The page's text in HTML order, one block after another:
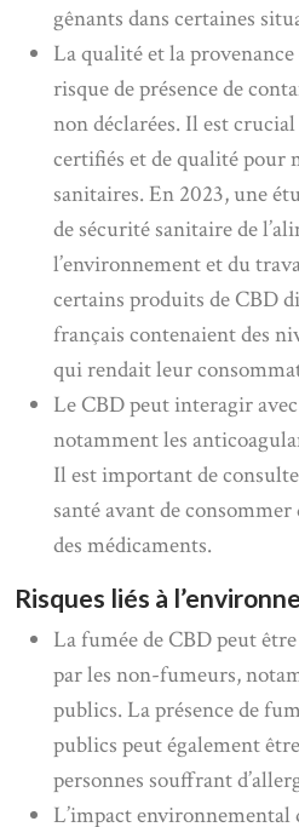
gênants dans certaines
La qualité et la
risque de présence de
non déclarées. Il est
certifiés et de qualité pour
sanitaires. En 2023, une
de sécurité sanitaire de
l’environnement et du
certains produits de CBD
français contenaient des
qui rendait leur
Le CBD peut interagir
notamment les
Il est important de
santé avant de
des médicaments.
Risques liés à
La fumée de CBD peut
par les non-fumeurs,
publics. La présence de
publics peut également
personnes souffrant
L’impact environnemental